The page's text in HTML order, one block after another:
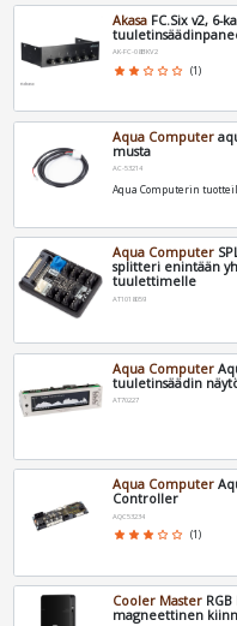
Akasa FC.Six v2, 6-
AK-FC-08BKV2
star star star_border star_border star_border (1)
Aqua Computer
musta
AC-53214
Aqua Computerin
Aqua Computer
splitteri enintään
tuulettimelle
AT1018059
Aqua Computer
tuuletinsäädin
AT70227
Aqua Computer
Controller
AQC53234
star star star star_border star_border (1)
Cooler Master
magneettinen